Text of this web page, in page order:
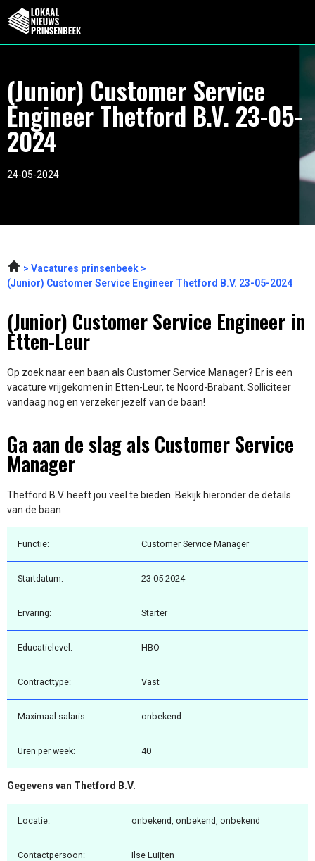
(Junior) Customer Service
Engineer Thetford B.V. 23-05-
2024
24-05-2024
Vacatures prinsenbeek
(Junior) Customer Service Engineer Thetford B.V. 23-05-2024
(Junior) Customer Service Engineer in
Etten-Leur
Op zoek naar een baan als Customer Service Manager? Er is een
vacature vrijgekomen in Etten-Leur, te Noord-Brabant. Solliciteer
vandaag nog en verzeker jezelf van de baan!
Ga aan de slag als Customer Service
Manager
Thetford B.V. heeft jou veel te bieden. Bekijk hieronder de details
van de baan
Functie: Customer Service Manager
Startdatum: 23-05-2024
Ervaring: Starter
Educatielevel: HBO
Contracttype: Vast
Maximaal salaris: onbekend
Uren per week: 40
Gegevens van Thetford B.V.
Locatie: onbekend, onbekend, onbekend
Contactpersoon: Ilse Luijten